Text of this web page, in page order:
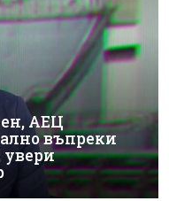
АЕЦ
въпреки
увери